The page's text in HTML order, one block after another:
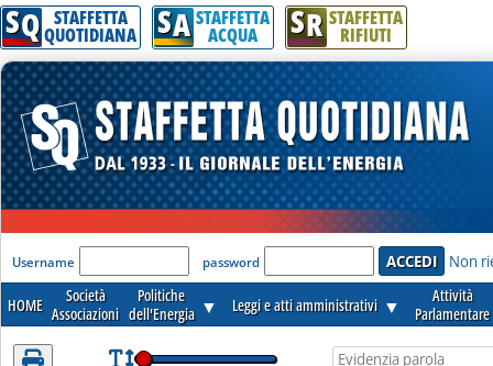
Attenzione! Esegui l'accesso per lèggere interamente la notizia.
SQ STAFFETTA
QUOTIDIANA SA STAFFETTA
ACQUA SR STAFFETTA
RIFIUTI
'Modulo Login per accedere'
Username password Non
HOME
Società
Associazioni
Politiche
dell'Energia ▼ Leggi e atti amministrativi ▼
Attività
Parlamentare